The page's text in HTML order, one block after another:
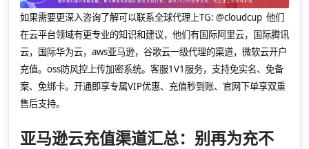
如果需要更深入咨询了解可以联系全球代理上TG: @cloudcup 他们
在云平台领域有更专业的知识和建议，他们有国际阿里云，国际腾讯
云，国际华为云，aws亚马逊，谷歌云一级代理的渠道，微软云开户
充值。oss防风控上传加密系统。客服1V1服务，支持免实名、免备
案、免绑卡。开通即享专属VIP优惠、充值秒到账、官网下单享双重
售后支持。
亚马逊云充值渠道汇总：别再为充不